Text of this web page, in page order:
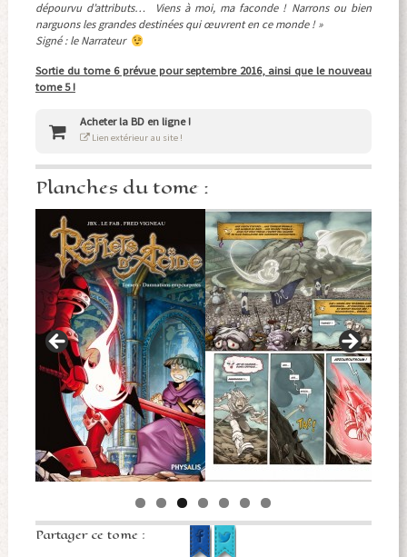
dépourvu d’attributs… Viens à moi, ma faconde ! Narrons ou bien
narguons les grandes destinées qui œuvrent en ce monde ! »
Signé : le Narrateur
Sortie du tome 6 prévue pour septembre 2016, ainsi que le nouveau
tome 5 !
Acheter la BD en ligne !
Lien extérieur au site !
Planches du tome :
Partager ce tome :